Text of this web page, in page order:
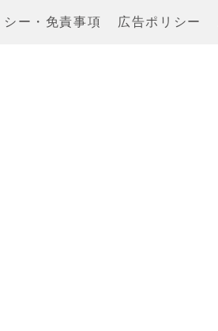
ー・免責事項 広告ポリシー